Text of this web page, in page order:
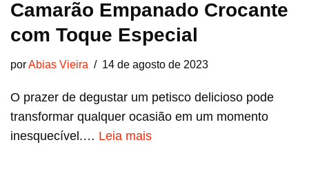
Camarão Empanado Crocante
com Toque Especial
porAbias Vieira 14 de agosto de 2023
O prazer de degustar um petisco delicioso pode
transformar qualquer ocasião em um momento
inesquecível.… Leia mais